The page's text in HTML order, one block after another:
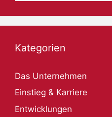
Kategorien
Das Unternehmen
Einstieg & Karriere
Entwicklungen